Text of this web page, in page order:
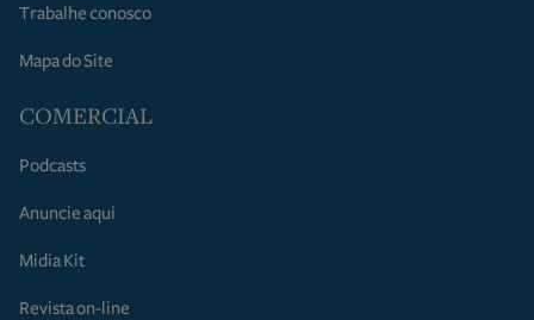
Trabalhe conosco
Mapa do Site
COMERCIAL
Podcasts
Anuncie aqui
Midia Kit
Revista on-line